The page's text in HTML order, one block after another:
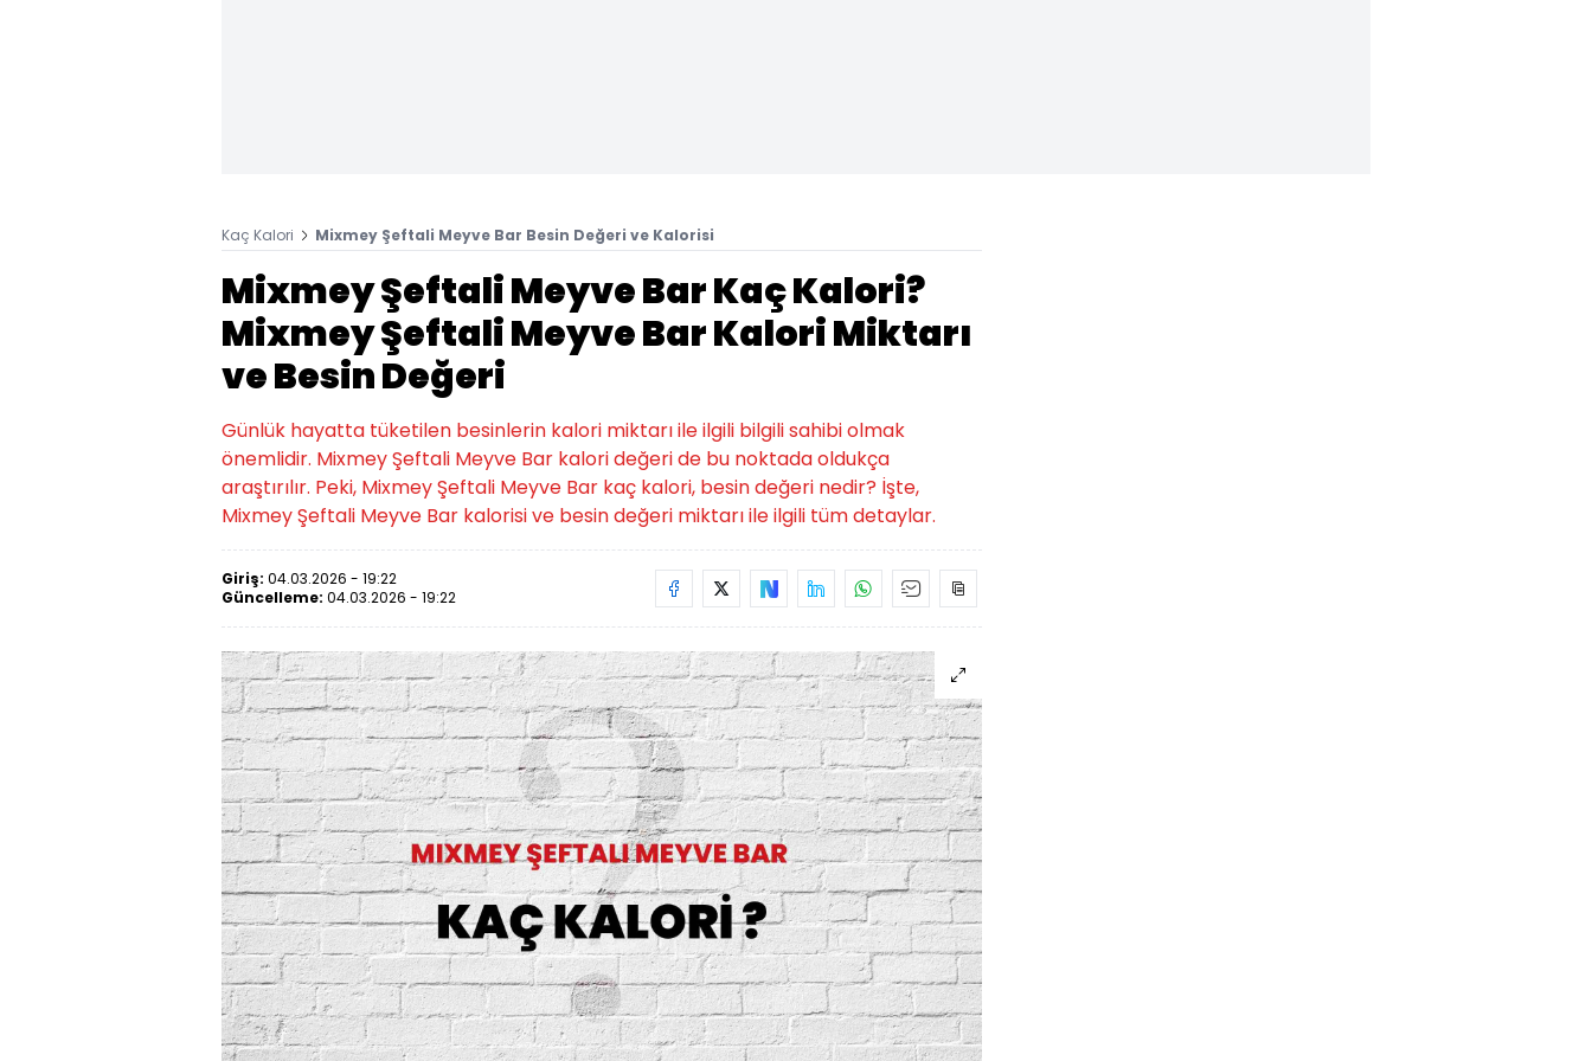
Kaç Kalori Mixmey Şeftali Meyve Bar Besin Değeri ve Kalorisi
Mixmey Şeftali Meyve Bar Kaç Kalori?
Mixmey Şeftali Meyve Bar Kalori Miktarı
ve Besin Değeri
Günlük hayatta tüketilen besinlerin kalori miktarı ile ilgili bilgili sahibi olmak
önemlidir. Mixmey Şeftali Meyve Bar kalori değeri de bu noktada oldukça
araştırılır. Peki, Mixmey Şeftali Meyve Bar kaç kalori, besin değeri nedir? İşte,
Mixmey Şeftali Meyve Bar kalorisi ve besin değeri miktarı ile ilgili tüm detaylar.
Giriş: 04.03.2026 - 19:22
Güncelleme: 04.03.2026 - 19:22